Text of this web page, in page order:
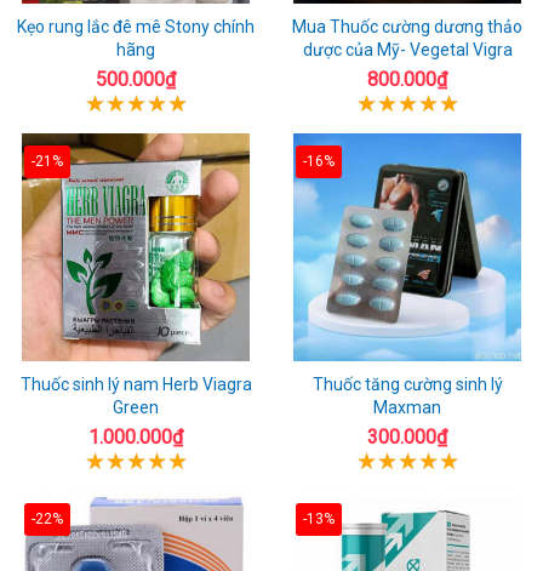
Kẹo rung lắc đê mê Stony chính
hãng
500.000₫
Mua Thuốc cường dương thảo
dược của Mỹ- Vegetal Vigra
800.000₫
-21%
Thuốc sinh lý nam Herb Viagra
Green
1.000.000₫
-16%
Thuốc tăng cường sinh lý
Maxman
300.000₫
-22% -13%